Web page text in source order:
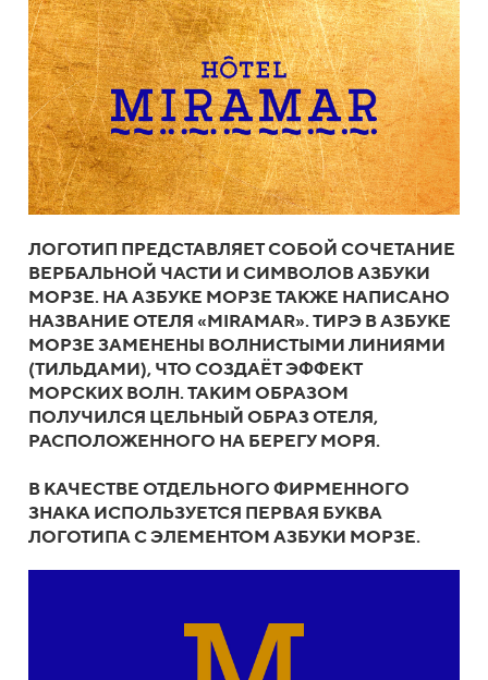
ЛОГОТИП ПРЕДСТАВЛЯЕТ СОБОЙ СОЧЕТАНИЕ
ВЕРБАЛЬНОЙ ЧАСТИ И СИМВОЛОВ АЗБУКИ
МОРЗЕ. НА АЗБУКЕ МОРЗЕ ТАКЖЕ НАПИСАНО
НАЗВАНИЕ ОТЕЛЯ «MIRAMAR». ТИРЭ В АЗБУКЕ
МОРЗЕ ЗАМЕНЕНЫ ВОЛНИСТЫМИ ЛИНИЯМИ
(ТИЛЬДАМИ), ЧТО СОЗДАЁТ ЭФФЕКТ
МОРСКИХ ВОЛН. ТАКИМ ОБРАЗОМ
ПОЛУЧИЛСЯ ЦЕЛЬНЫЙ ОБРАЗ ОТЕЛЯ,
РАСПОЛОЖЕННОГО НА БЕРЕГУ МОРЯ.
В КАЧЕСТВЕ ОТДЕЛЬНОГО ФИРМЕННОГО
ЗНАКА ИСПОЛЬЗУЕТСЯ ПЕРВАЯ БУКВА
ЛОГОТИПА С ЭЛЕМЕНТОМ АЗБУКИ МОРЗЕ.